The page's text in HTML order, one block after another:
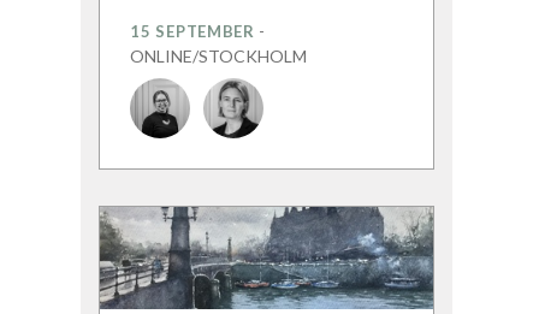
15 SEPTEMBER -
ONLINE/STOCKHOLM